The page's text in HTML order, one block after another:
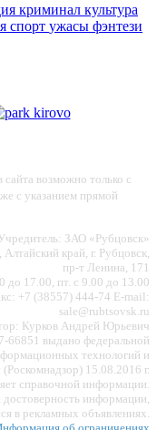
криминал культура
спорт ужасы фэнтези
возможно только с
с указанием прямой
ЗАО «Рубцовск»
край, г. Рубцовск,
пр-т Ленина, 171
до 17.00, пт. с 9.00 до 13.00
+7 (38557) 444-74 E-mail:
sale@rubtsovsk.ru
Курков Андрей Юрьевич
выдано федеральной
технологий и
15.08.2016 г.
справочной информации.
достоверность информации,
в рекламных объявлениях.